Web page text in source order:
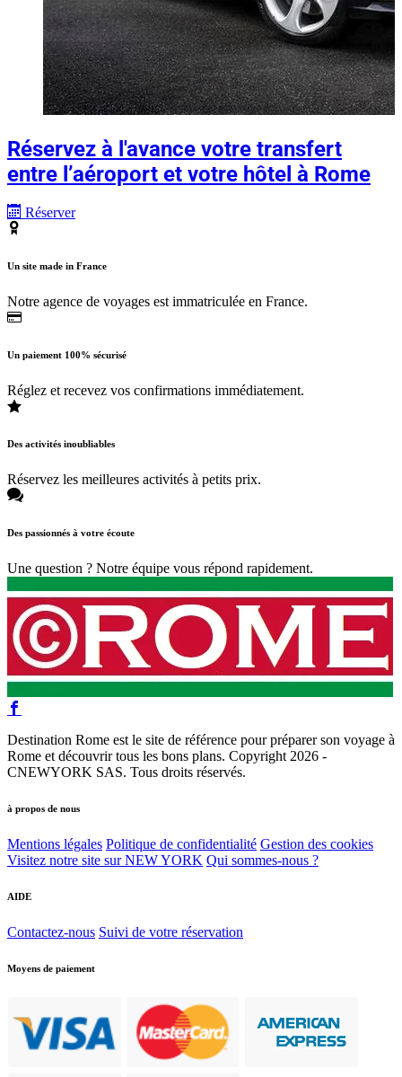
Réservez à l'avance votre transfert
entre l’aéroport et votre hôtel à Rome
Réserver
Un site made in France
Notre agence de voyages est immatriculée en France.
Un paiement 100% sécurisé
Réglez et recevez vos confirmations immédiatement.
Des activités inoubliables
Réservez les meilleures activités à petits prix.
Des passionnés à votre écoute
Une question ? Notre équipe vous répond rapidement.
Destination Rome est le site de référence pour préparer son voyage à
Rome et découvrir tous les bons plans. Copyright 2026 -
CNEWYORK SAS. Tous droits réservés.
à propos de nous
Mentions légales Politique de confidentialité Gestion des cookies
Visitez notre site sur NEW YORK Qui sommes-nous ?
AIDE
Contactez-nous Suivi de votre réservation
Moyens de paiement